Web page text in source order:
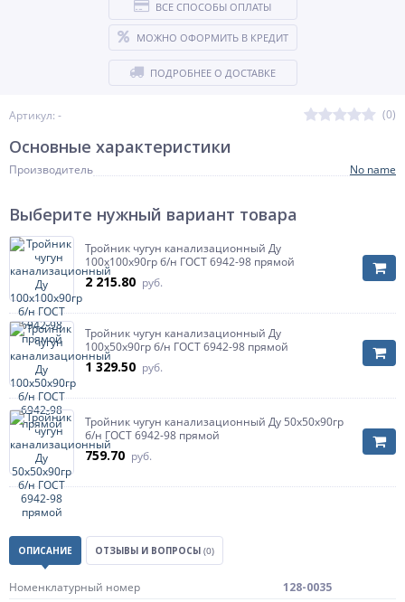
Артикул: - (0)
ВСЕ СПОСОБЫ ОПЛАТЫ
МОЖНО ОФОРМИТЬ В КРЕДИТ
ПОДРОБНЕЕ О ДОСТАВКЕ
Основные характеристики
Производитель No name
Выберите нужный вариант товара
Тройник чугун канализационный Ду
100х100х90гр б/н ГОСТ 6942-98 прямой
2 215.80 руб.
Тройник чугун канализационный Ду
100х50х90гр б/н ГОСТ 6942-98 прямой
1 329.50 руб.
Тройник чугун канализационный Ду 50х50х90гр
б/н ГОСТ 6942-98 прямой
759.70 руб.
ОПИСАНИЕ ОТЗЫВЫ И ВОПРОСЫ (0)
Номенклатурный номер
128-0035